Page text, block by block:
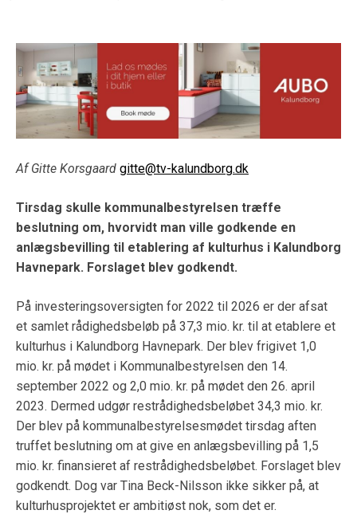
Af Gitte Korsgaard gitte@tv-kalundborg.dk
Tirsdag skulle kommunalbestyrelsen træffe
beslutning om, hvorvidt man ville godkende en
anlægsbevilling til etablering af kulturhus i Kalundborg
Havnepark. Forslaget blev godkendt.
På investeringsoversigten for 2022 til 2026 er der afsat
et samlet rådighedsbeløb på 37,3 mio. kr. til at etablere et
kulturhus i Kalundborg Havnepark. Der blev frigivet 1,0
mio. kr. på mødet i Kommunalbestyrelsen den 14.
september 2022 og 2,0 mio. kr. på mødet den 26. april
2023. Dermed udgør restrådighedsbeløbet 34,3 mio. kr.
Der blev på kommunalbestyrelsesmødet tirsdag aften
truffet beslutning om at give en anlægsbevilling på 1,5
mio. kr. finansieret af restrådighedsbeløbet. Forslaget blev
godkendt. Dog var Tina Beck-Nilsson ikke sikker på, at
kulturhusprojektet er ambitiøst nok, som det er.